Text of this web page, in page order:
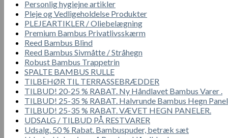
Personlig hygiejne artikler
Pleje og Vedligeholdelse Produkter
PLEJEARTIKLER / Oliebelægning
Premium Bambus Privatlivsskærm
Reed Bambus Blind
Reed Bambus Sivmåtte / Stråhegn
Robust Bambus Trappetrin
SPALTE BAMBUS RULLE
TILBEHØR TIL TERRASSEBRÆDDER
TILBUD! 20-25 % RABAT. Ny Håndlavet Bambus Varer .
TILBUD! 25-35 % RABAT. Halvrunde Bambus Hegn Panel
TILBUD! 25-35 % RABAT. VÆVET HEGN PANELER.
UDSALG / TILBUD PÅ RESTVARER
Udsalg. 50 % Rabat. Bambuspuder, betræk sæt